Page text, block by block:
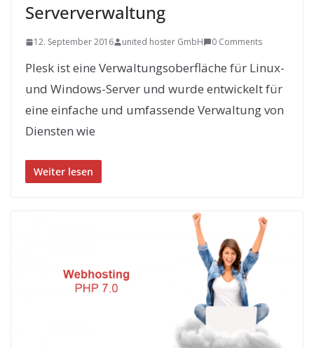
Serververwaltung
12. September 2016 united hoster GmbH 0 Comments
Plesk ist eine Verwaltungsoberfläche für Linux-
und Windows-Server und wurde entwickelt für
eine einfache und umfassende Verwaltung von
Diensten wie
Weiter lesen